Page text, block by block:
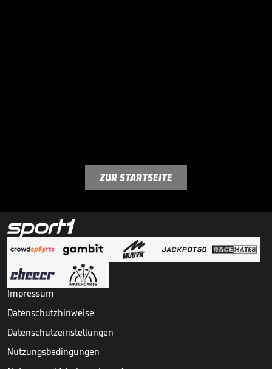
ZUR STARTSEITE
Impressum
Datenschutzhinweise
Datenschutzeinstellungen
Nutzungsbedingungen